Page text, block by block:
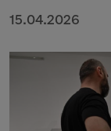
15.04.2026